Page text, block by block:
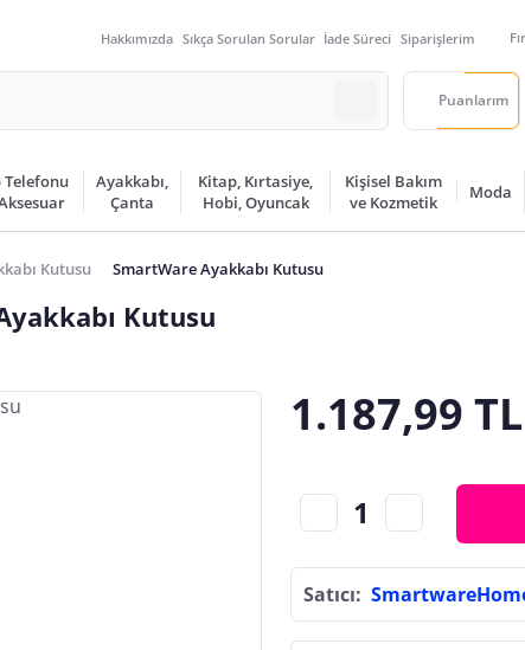
Hakkımızda Sıkça Sorulan Sorular İade Süreci Siparişlerim
Puanlarım
Telefonu
Ayakkabı,
Çanta
Kitap, Kırtasiye,
Hobi, Oyuncak
Kişisel Bakım
ve Kozmetik
Moda
Kutusu SmartWare Ayakkabı Kutusu
Kutusu
1.187,99 TL
Satıcı: